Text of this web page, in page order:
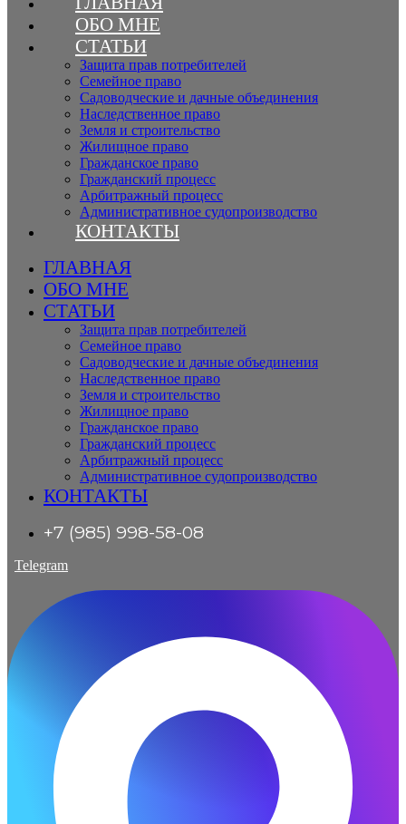
ОБО МНЕ
СТАТЬИ
Защита прав потребителей
Семейное право
Садоводческие и дачные объединения
Наследственное право
Земля и строительство
Жилищное право
Гражданское право
Гражданский процесс
Арбитражный процесс
Административное судопроизводство
КОНТАКТЫ
ГЛАВНАЯ
ОБО МНЕ
СТАТЬИ
Защита прав потребителей
Семейное право
Садоводческие и дачные объединения
Наследственное право
Земля и строительство
Жилищное право
Гражданское право
Гражданский процесс
Арбитражный процесс
Административное судопроизводство
КОНТАКТЫ
+7 (985) 998-58-08
Telegram